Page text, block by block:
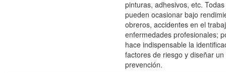
pinturas, adhesivos, etc.
pueden ocasionar bajo
obreros, accidentes en el
enfermedades profesionales;
hace indispensable la
factores de riesgo y diseñar
prevención.